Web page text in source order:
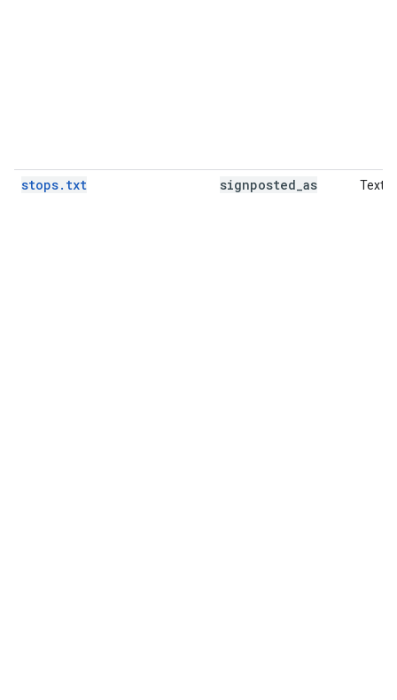
stops.txt signposted as Text